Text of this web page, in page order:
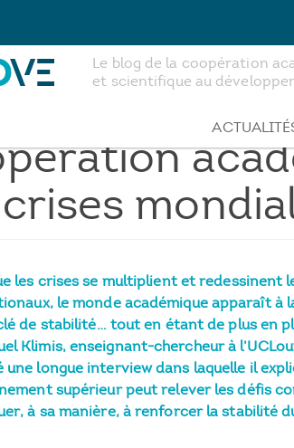
Le blog de la coopération
et scientifique au
les crises se multiplient et redessinent
le monde académique apparaît à
de stabilité… tout en étant de plus en
Klimis, enseignant-chercheur à
une longue interview dans laquelle il
supérieur peut relever les défis
à sa manière, à renforcer la stabilité